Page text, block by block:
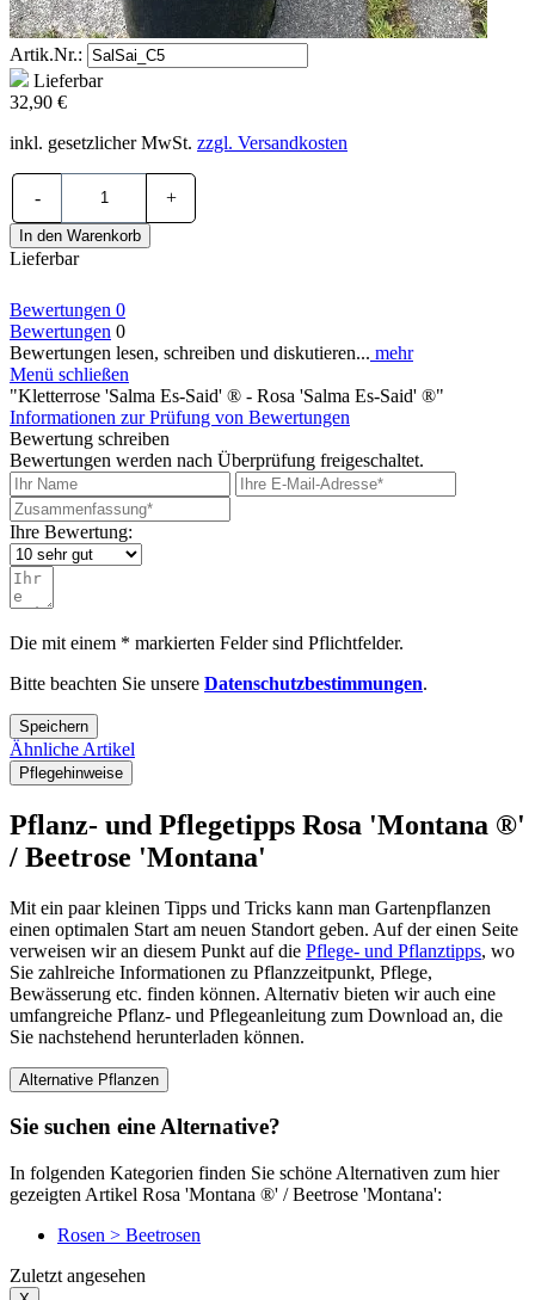
Artik.Nr.:
Lieferbar
32,90 €
inkl. gesetzlicher MwSt. zzgl. Versandkosten
- +
In den Warenkorb
Lieferbar
Bewertungen 0
Bewertungen 0
Bewertungen lesen, schreiben und diskutieren... mehr
Menü schließen
"Kletterrose 'Salma Es-Said' ® - Rosa 'Salma Es-Said' ®"
Informationen zur Prüfung von Bewertungen
Bewertung schreiben
Bewertungen werden nach Überprüfung freigeschaltet.
Ihre Bewertung:
Die mit einem * markierten Felder sind Pflichtfelder.
Bitte beachten Sie unsere Datenschutzbestimmungen.
Speichern
Ähnliche Artikel
Pflegehinweise
Pflanz- und Pflegetipps Rosa 'Montana ®'
/ Beetrose 'Montana'
Mit ein paar kleinen Tipps und Tricks kann man Gartenpflanzen
einen optimalen Start am neuen Standort geben. Auf der einen Seite
verweisen wir an diesem Punkt auf die Pflege- und Pflanztipps, wo
Sie zahlreiche Informationen zu Pflanzzeitpunkt, Pflege,
Bewässerung etc. finden können. Alternativ bieten wir auch eine
umfangreiche Pflanz- und Pflegeanleitung zum Download an, die
Sie nachstehend herunterladen können.
Alternative Pflanzen
Sie suchen eine Alternative?
In folgenden Kategorien finden Sie schöne Alternativen zum hier
gezeigten Artikel Rosa 'Montana ®' / Beetrose 'Montana':
Rosen > Beetrosen
Zuletzt angesehen